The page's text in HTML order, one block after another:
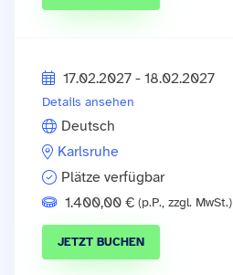
Details ansehen
17.02.2027 - 18.02.2027
Deutsch
Karlsruhe
Plätze verfügbar
1.400,00 € (p.P., zzgl. MwSt.)
JETZT BUCHEN